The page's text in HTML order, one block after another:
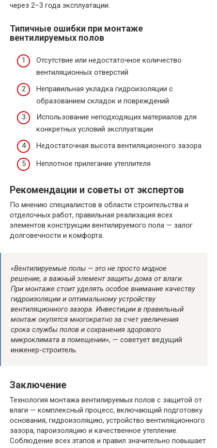
через 2–3 года эксплуатации.
Типичные ошибки при монтаже
вентилируемых полов
Отсутствие или недостаточное количество
вентиляционных отверстий
Неправильная укладка гидроизоляции с
образованием складок и повреждений
Использование неподходящих материалов для
конкретных условий эксплуатации
Недостаточная высота вентиляционного зазора
Неплотное прилегание утеплителя
Рекомендации и советы от экспертов
По мнению специалистов в области строительства и
отделочных работ, правильная реализация всех
элементов конструкции вентилируемого пола — залог
долговечности и комфорта.
«Вентилируемые полы — это не просто модное
решение, а важный элемент защиты дома от влаги.
При монтаже стоит уделять особое внимание качеству
гидроизоляции и оптимальному устройству
вентиляционного зазора. Инвестиции в правильный
монтаж окупятся многократно за счет увеличения
срока службы полов и сохранения здорового
микроклимата в помещении», — советует ведущий
инженер-строитель.
Заключение
Технология монтажа вентилируемых полов с защитой от
влаги — комплексный процесс, включающий подготовку
основания, гидроизоляцию, устройство вентиляционного
зазора, пароизоляцию и качественное утепление.
Соблюдение всех этапов и правил значительно повышает